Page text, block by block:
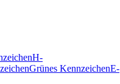
H-
Grünes KennzeichenE-